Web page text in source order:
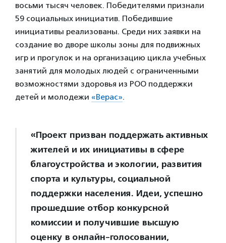
восьми тысяч человек. Победителями признали
59 социальных инициатив. Победившие
инициативы реализованы. Среди них заявки на
создание во дворе школы зоны для подвижных
игр и прогулок и на организацию цикла учебных
занятий для молодых людей с ограниченными
возможностями здоровья из РОО поддержки
детей и молодежи «Верас».
«Проект призван поддержать активных
жителей и их инициативы в сфере
благоустройства и экологии, развития
спорта и культуры, социальной
поддержки населения. Идеи, успешно
прошедшие отбор конкурсной
комиссии и получившие высшую
оценку в онлайн-голосовании,